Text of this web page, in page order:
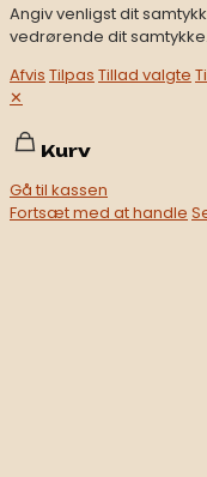
Angiv venligst dit
vedrørende dit samtykke.
Afvis Tilpas Tillad valgte
✕
Kurv
Gå til kassen
Fortsæt med at handle